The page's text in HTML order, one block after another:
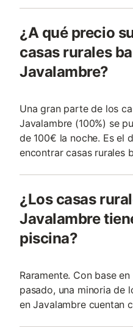
¿A qué precio
casas rurales
Javalambre?
Una gran parte de los
Javalambre (100%) se
de 100€ la noche. Es el
encontrar casas rurales
¿Los casas
Javalambre
piscina?
Raramente. Con base
pasado, una minoria de
en Javalambre cuentan